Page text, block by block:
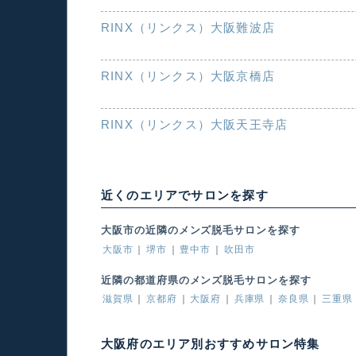
RINX（リンクス）大阪難波店
RINX（リンクス）大阪京橋店
RINX（リンクス）大阪天王寺店
近くのエリアでサロンを探す
大阪市の近隣のメンズ脱毛サロンを探す
大阪市 堺市 豊中市 吹田市
近隣の都道府県のメンズ脱毛サロンを探す
滋賀県 京都府 大阪府 兵庫県 奈良県 三重県
大阪府のエリア別おすすめサロン特集